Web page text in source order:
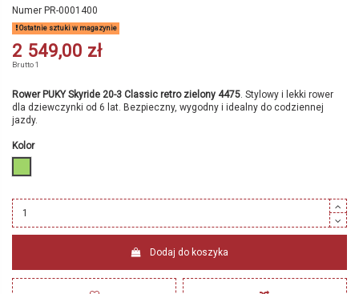
Numer PR-0001400
Ostatnie sztuki w magazynie
2 549,00 zł
Brutto1
Rower PUKY Skyride 20-3 Classic retro zielony 4475. Stylowy i lekki rower
dla dziewczynki od 6 lat. Bezpieczny, wygodny i idealny do codziennej
jazdy.
Kolor
Dodaj do koszyka